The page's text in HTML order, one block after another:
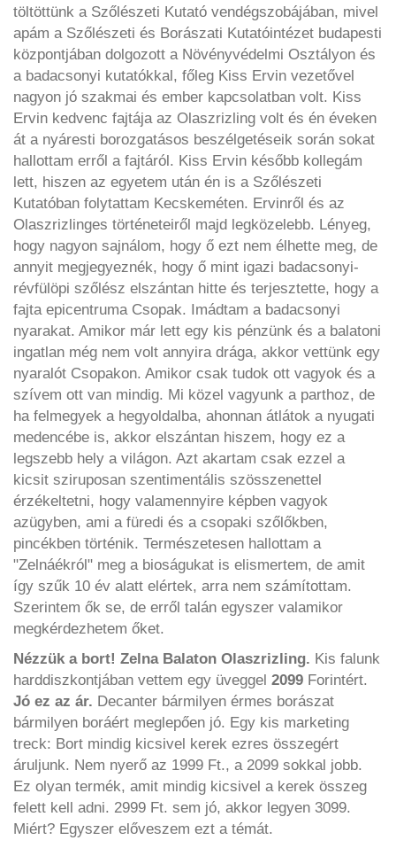
töltöttünk a Szőlészeti Kutató vendégszobájában, mivel
apám a Szőlészeti és Borászati Kutatóintézet budapesti
központjában dolgozott a Növényvédelmi Osztályon és
a badacsonyi kutatókkal, főleg Kiss Ervin vezetővel
nagyon jó szakmai és ember kapcsolatban volt. Kiss
Ervin kedvenc fajtája az Olaszrizling volt és én éveken
át a nyáresti borozgatásos beszélgetéseik során sokat
hallottam erről a fajtáról. Kiss Ervin később kollegám
lett, hiszen az egyetem után én is a Szőlészeti
Kutatóban folytattam Kecskeméten. Ervinről és az
Olaszrizlinges történeteiről majd legközelebb. Lényeg,
hogy nagyon sajnálom, hogy ő ezt nem élhette meg, de
annyit megjegyeznék, hogy ő mint igazi badacsonyi-
révfülöpi szőlész elszántan hitte és terjesztette, hogy a
fajta epicentruma Csopak. Imádtam a badacsonyi
nyarakat. Amikor már lett egy kis pénzünk és a balatoni
ingatlan még nem volt annyira drága, akkor vettünk egy
nyaralót Csopakon. Amikor csak tudok ott vagyok és a
szívem ott van mindig. Mi közel vagyunk a parthoz, de
ha felmegyek a hegyoldalba, ahonnan átlátok a nyugati
medencébe is, akkor elszántan hiszem, hogy ez a
legszebb hely a világon. Azt akartam csak ezzel a
kicsit sziruposan szentimentális szösszenettel
érzékeltetni, hogy valamennyire képben vagyok
azügyben, ami a füredi és a csopaki szőlőkben,
pincékben történik. Természetesen hallottam a
"Zelnáékról" meg a bioságukat is elismertem, de amit
így szűk 10 év alatt elértek, arra nem számítottam.
Szerintem ők se, de erről talán egyszer valamikor
megkérdezhetem őket.
Nézzük a bort! Zelna Balaton Olaszrizling. Kis falunk
harddiszkontjában vettem egy üveggel 2099 Forintért.
Jó ez az ár. Decanter bármilyen érmes borászat
bármilyen boráért meglepően jó. Egy kis marketing
treck: Bort mindig kicsivel kerek ezres összegért
áruljunk. Nem nyerő az 1999 Ft., a 2099 sokkal jobb.
Ez olyan termék, amit mindig kicsivel a kerek összeg
felett kell adni. 2999 Ft. sem jó, akkor legyen 3099.
Miért? Egyszer előveszem ezt a témát.